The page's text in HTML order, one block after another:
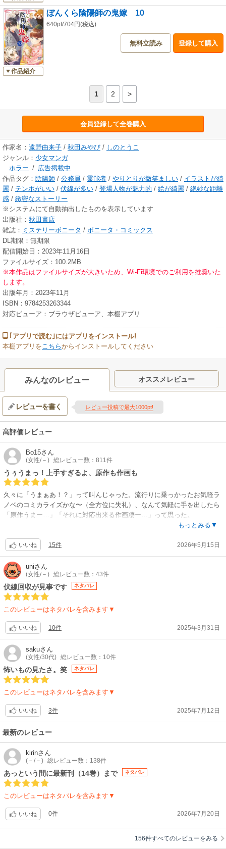
作品紹介
ぼんくら陰陽師の鬼嫁 10
640pt/704円(税込)
無料立読み 登録して購入
1 2 >
会員登録して全巻購入
作家名： 遠野由来子 / 秋田みやび / しのとうこ
ジャンル： 少女マンガ
ホラー / 広告掲載中
作品タグ： 陰陽師 / 公務員 / 霊能者 / やりとりが微笑ましい / イラストが綺
麗 / テンポがいい / 伏線が多い / 登場人物が魅力的 / 絵が綺麗 / 絶妙な距離
感 / 緻密なストーリー
※システムにて自動抽出したものを表示しています
出版社： 秋田書店
雑誌： ミステリーボニータ / ボニータ・コミックス
DL期限：無期限
配信開始日：2023年11月16日
ファイルサイズ：100.2MB
※本作品はファイルサイズが大きいため、Wi-Fi環境でのご利用を推奨いた
します。
出版年月：2023年11月
ISBN：9784253263344
対応ビューア：ブラウザビューア、本棚アプリ
｢アプリで読む｣にはアプリをインストール!
本棚アプリを こちらからインストールしてください
みんなのレビュー オススメレビュー
レビューを書く レビュー投稿で最大1000pt!
高評価レビュー
Bo15さん
(女性/－) 総レビュー数：811件
うぅうまっ！上手すぎるよ、原作も作画も
久々に「うまぁあ！？」って叫んじゃった。流行りに乗っかったお気軽ラ
ノベのコミカライズかな〜（全方位に失礼）、なんて気軽に手を出したら
「原作うまー…」「それに対応出来る作画凄ー…」って思った。
作り込みの凄さに「あれ？これ青年誌だっけ？」ってカテゴリ再確認した
「アニメ化だけじゃなくドラマ化も意識してる？」「散りばめられたフラ
グ回収ご苦労様です」
…みたいな感じでまだ２巻目なのに大量に感心しちゃって全然進まない。
それも楽しい。
原案しのとうこ様、『薬屋のひとりごと』の方なんですね。大人になって
からラノベを読んでないので全然わからず。原案も原作も「凄い！！ほん
と凄い！！」って語彙力なくなりました。漫画のほうのレビューなので漫
い！」っ感じです。（元々語彙力はない）。
作家様が段々裕福になっている匂いがするので、あ、この本売れてるんだ
な、良かった、と思いました。あと、２人はこれからも大して進展しない
んだな、と覚悟しました。
旦那も最高、虎も亀も蛇も最高、姑の可愛らしいいびりに対応出来るかだ
けが心配だけど（この設定で姑いるって凄い、しかも方言かっこいいし賑
い。
女性キャラが同じ様な顔と髪型と服装ですが大丈夫です。世の中もそんな
感じなので！あと吹き出しどっち？ってなる時があるけど大丈夫です！言
い回しややこしいな？ってなる時も大丈夫です。何とかなってます！
もっとみる▼
いいね 15件 2026年5月15日
uniさん
(女性/－) 総レビュー数：43件
伏線回収が見事です ネタバレ
このレビューはネタバレを含みます▼
いいね 10件 2025年3月31日
sakuさん
(女性/30代) 総レビュー数：10件
怖いもの見たさ。笑 ネタバレ
このレビューはネタバレを含みます▼
いいね 3件 2025年7月12日
最新のレビュー
kirinさん
(－/－) 総レビュー数：138件
あっという間に最新刊（14巻）まで ネタバレ
このレビューはネタバレを含みます▼
いいね 0件 2026年7月20日
156件すべてのレビューをみる